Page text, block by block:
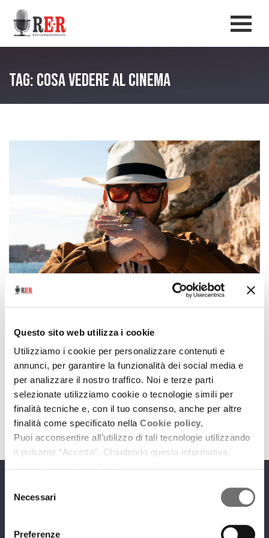
Questo sito web utilizza i cookie
Utilizziamo i cookie per personalizzare contenuti e
annunci, per garantire la funzionalità dei social media e
per analizzare il nostro traffico. Noi e terze parti
selezionate utilizziamo cookie o tecnologie simili per
finalità tecniche e, con il tuo consenso, anche per altre
finalità come specificato nella Cookie policy.
Puoi acconsentire all’utilizzo di tali tecnologie utilizzando
il pulsante “Accetta”. Chiudendo questa informativa,
delNecessari
Preferenze
Salta al contenuto principale
Tag: cosa vedere al cinema
Cinema
Nuove visioni
2 giugno 2022
Cosa non perdere in sala a giugno
Ascolta downloadPodcast